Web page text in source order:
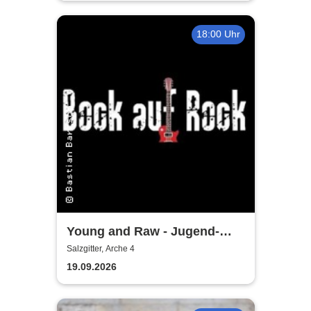
18:00 Uhr
Young and Raw - Jugend-
Konzert
Salzgitter, Arche 4
19.09.2026